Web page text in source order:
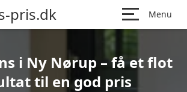
pris.dk Menu
i Ny Nørup – få et flot
til en god pris